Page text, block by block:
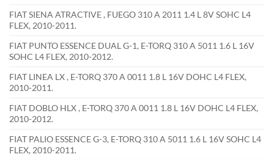
FIAT SIENA ATRACTIVE , FUEGO 310 A 2011 1.4 L 8V SOHC L4
FLEX, 2010-2011.
FIAT PUNTO ESSENCE DUAL G-1, E-TORQ 310 A 5011 1.6 L 16V
SOHC L4 FLEX, 2010-2012.
FIAT LINEA LX , E-TORQ 370 A 0011 1.8 L 16V DOHC L4 FLEX,
2010-2011.
FIAT DOBLO HLX , E-TORQ 370 A 0011 1.8 L 16V DOHC L4 FLEX,
2010-2012.
FIAT PALIO ESSENCE G-3, E-TORQ 310 A 5011 1.6 L 16V SOHC L4
FLEX, 2010-2011.